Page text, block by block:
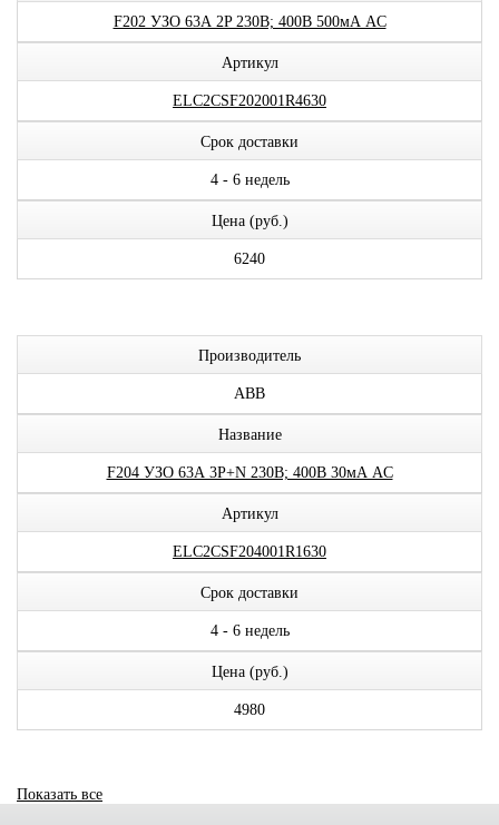
F202 УЗО 63А 2P 230В; 400В 500мА AC
Артикул
ELC2CSF202001R4630
Срок доставки
4 - 6 недель
Цена (руб.)
6240
Производитель
ABB
Название
F204 УЗО 63А 3P+N 230В; 400В 30мА AC
Артикул
ELC2CSF204001R1630
Срок доставки
4 - 6 недель
Цена (руб.)
4980
Показать все